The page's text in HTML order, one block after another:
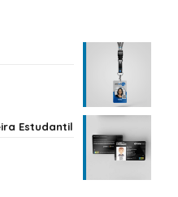
Estudantil